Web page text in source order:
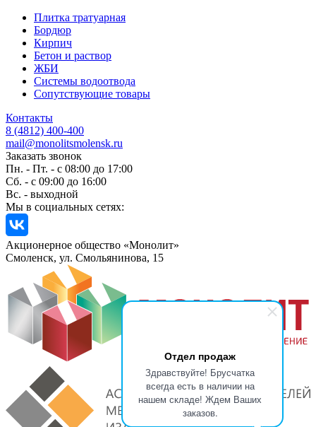
Отдел продаж
Здравствуйте! Брусчатка
всегда есть в наличии на
нашем складе! Ждем Ваших
заказов.
Плитка тратуарная
Бордюр
Кирпич
Бетон и раствор
ЖБИ
Системы водоотвода
Сопутствующие товары
Контакты
8 (4812) 400-400
mail@monolitsmolensk.ru
Заказать звонок
Пн. - Пт. - с 08:00 до 17:00
Сб. - с 09:00 до 16:00
Вс. - выходной
Мы в социальных сетях:
Акционерное общество «Монолит»
Смоленск, ул. Смольянинова, 15